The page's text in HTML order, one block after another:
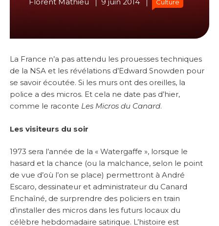
Florent Mathieu 9 juin 2014 Culture
La France n’a pas attendu les prouesses techniques
de la NSA et les révélations d’Edward Snowden pour
se savoir écoutée. Si les murs ont des oreilles, la
police a des micros. Et cela ne date pas d’hier,
comme le raconte Les Micros du Canard.
Les visiteurs du soir
1973 sera l’année de la « Watergaffe », lorsque le
hasard et la chance (ou la malchance, selon le point
de vue d’où l’on se place) permettront à André
Escaro, dessinateur et administrateur du Canard
Enchaîné, de surprendre des policiers en train
d’installer des micros dans les futurs locaux du
célèbre hebdomadaire satirique. L’histoire est